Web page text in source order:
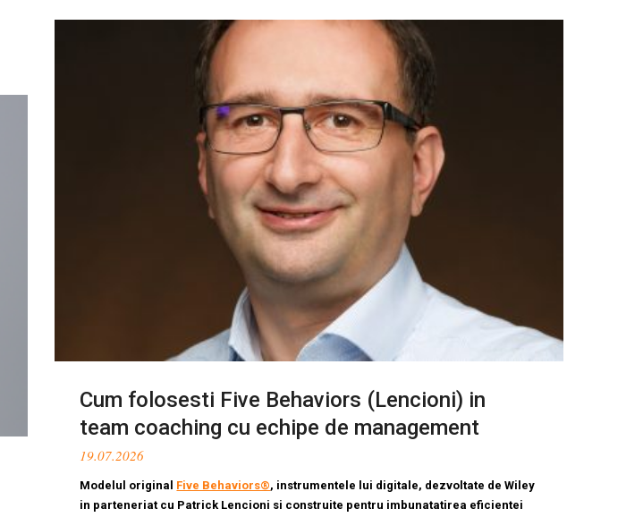
Cum folosesti Five Behaviors (Lencioni) in
team coaching cu echipe de management
19.07.2026
Modelul original Five Behaviors®, instrumentele lui digitale, dezvoltate de Wiley
in parteneriat cu Patrick Lencioni si construite pentru imbunatatirea eficientei